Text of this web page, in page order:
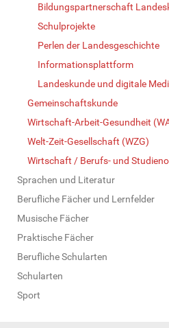
Bildungspartnerschaft
Schulprojekte
Perlen der Landesgeschichte
Informationsplattform
Landeskunde und digitale
Gemeinschaftskunde
Wirtschaft-Arbeit-Gesundheit
Welt-Zeit-Gesellschaft (WZG)
Wirtschaft / Berufs- und
Sprachen und Literatur
Berufliche Fächer und Lernfelder
Musische Fächer
Praktische Fächer
Berufliche Schularten
Schularten
Sport